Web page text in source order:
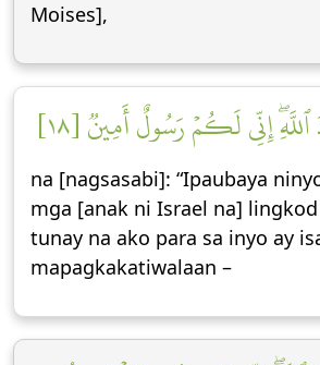
Moises],
إِنِّي لَكُمۡ رَسُولٌ أَمِينٞ [١٨]
na [nagsasabi]: “Ipaubaya
mga [anak ni Israel na]
tunay na ako para sa inyo ay
mapagkakatiwalaan –